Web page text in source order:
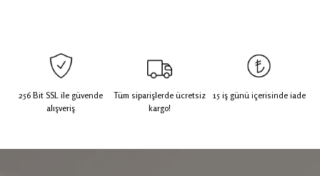
256 Bit SSL ile güvende
alışveriş
Tüm siparişlerde ücretsiz
kargo!
15 iş günü içerisinde iade